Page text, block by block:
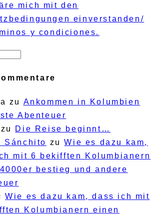
mich mit den
einverstanden/
y condiciones.
zu Ankommen in Kolumbien
Abenteuer
zu Die Reise beginnt…
Sánchito zuWie es dazu kam,
mit 6 bekifften Kolumbianern
bestieg und andere
Wie es dazu kam, dass ich mit
Kolumbianern einen